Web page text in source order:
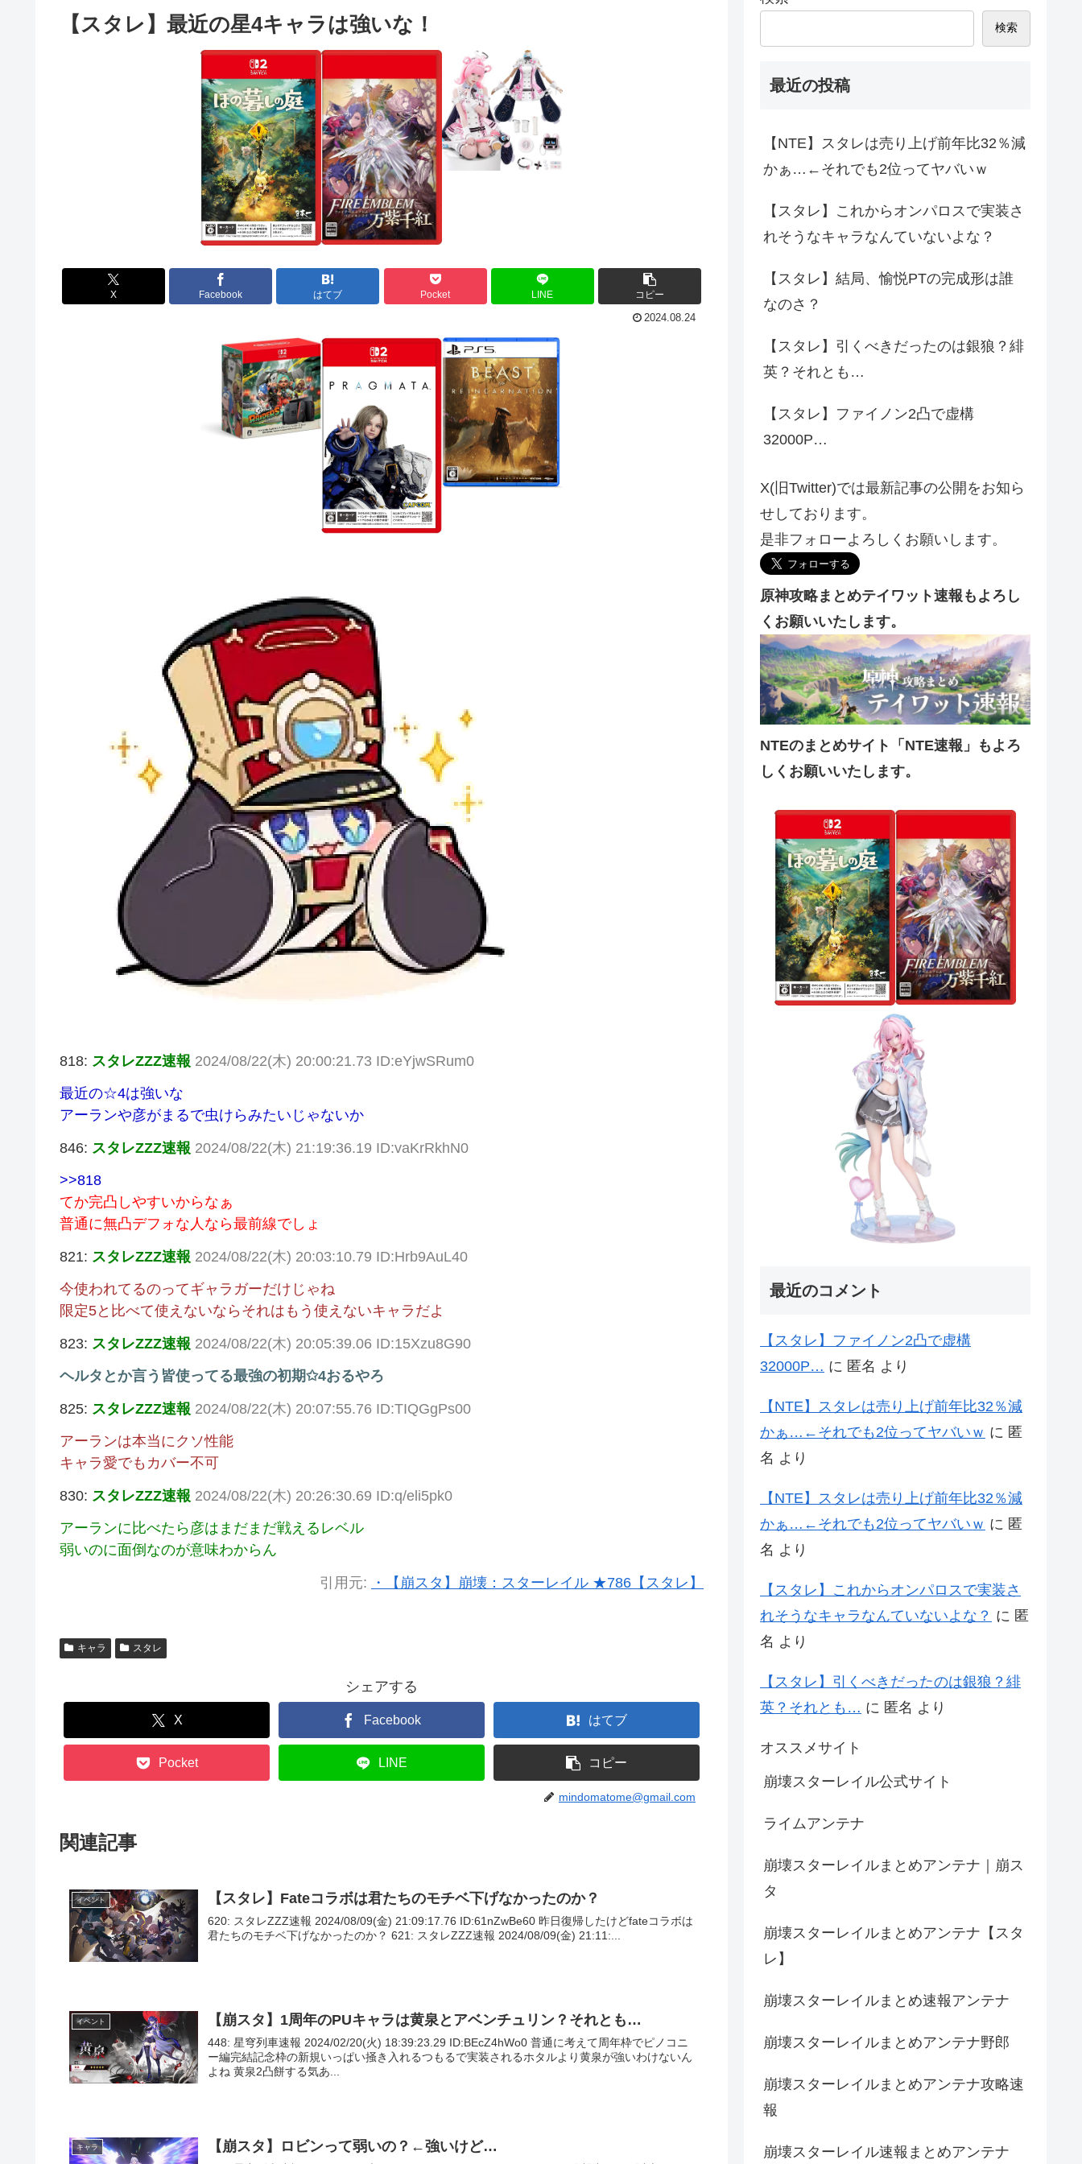
【スタレ】最近の星4キャラは強いな！
X Facebook はてブ Pocket LINE コピー
2024.08.24
818: スタレZZZ速報 2024/08/22(木) 20:00:21.73 ID:eYjwSRum0
最近の☆4は強いな
アーランや彦がまるで虫けらみたいじゃないか
846: スタレZZZ速報 2024/08/22(木) 21:19:36.19 ID:vaKrRkhN0
>>818
てか完凸しやすいからなぁ
普通に無凸デフォな人なら最前線でしょ
821: スタレZZZ速報 2024/08/22(木) 20:03:10.79 ID:Hrb9AuL40
今使われてるのってギャラガーだけじゃね
限定5と比べて使えないならそれはもう使えないキャラだよ
823: スタレZZZ速報 2024/08/22(木) 20:05:39.06 ID:15Xzu8G90
ヘルタとか言う皆使ってる最強の初期✩4おるやろ
825: スタレZZZ速報 2024/08/22(木) 20:07:55.76 ID:TIQGgPs00
アーランは本当にクソ性能
キャラ愛でもカバー不可
830: スタレZZZ速報 2024/08/22(木) 20:26:30.69 ID:q/eli5pk0
アーランに比べたら彦はまだまだ戦えるレベル
弱いのに面倒なのが意味わからん
引用元: ・【崩スタ】崩壊：スターレイル ★786【スタレ】
キャラ スタレ
シェアする
X Facebook はてブ
Pocket LINE コピー
mindomatome@gmail.com
関連記事
イベント 【スタレ】Fateコラボは君たちのモチベ下げなかったのか？
620: スタレZZZ速報 2024/08/09(金) 21:09:17.76 ID:61nZwBe60 昨日復帰したけどfateコラボは
君たちのモチベ下げなかったのか？ 621: スタレZZZ速報 2024/08/09(金) 21:11:...
イベント 【崩スタ】1周年のPUキャラは黄泉とアベンチュリン？それとも…
448: 星穹列車速報 2024/02/20(火) 18:39:23.29 ID:BEcZ4hWo0 普通に考えて周年枠でピノコニ
ー編完結記念枠の新規いっぱい掻き入れるつもるで実装されるホタルより黄泉が強いわけないん
よね 黄泉2凸餅する気あ...
キャラ 【崩スタ】ロビンって弱いの？←強いけど…
検索
最近の投稿
【NTE】スタレは売り上げ前年比32％減
かぁ…←それでも2位ってヤバいｗ
【スタレ】これからオンパロスで実装さ
れそうなキャラなんていないよな？
【スタレ】結局、愉悦PTの完成形は誰
なのさ？
【スタレ】引くべきだったのは銀狼？緋
英？それとも…
【スタレ】ファイノン2凸で虚構
32000P…
X(旧Twitter)では最新記事の公開をお知ら
せしております。
是非フォローよろしくお願いします。
原神攻略まとめテイワット速報もよろし
くお願いいたします。
NTEのまとめサイト「NTE速報」もよろ
しくお願いいたします。
最近のコメント
【スタレ】ファイノン2凸で虚構
32000P… に 匿名 より
【NTE】スタレは売り上げ前年比32％減
かぁ…←それでも2位ってヤバいｗ に 匿
名 より
【NTE】スタレは売り上げ前年比32％減
かぁ…←それでも2位ってヤバいｗ に 匿
名 より
【スタレ】これからオンパロスで実装さ
れそうなキャラなんていないよな？ に 匿
名 より
【スタレ】引くべきだったのは銀狼？緋
英？それとも… に 匿名 より
オススメサイト
崩壊スターレイル公式サイト
ライムアンテナ
崩壊スターレイルまとめアンテナ｜崩ス
タ
崩壊スターレイルまとめアンテナ【スタ
レ】
崩壊スターレイルまとめ速報アンテナ
崩壊スターレイルまとめアンテナ野郎
崩壊スターレイルまとめアンテナ攻略速
報
崩壊スターレイル速報まとめアンテナ